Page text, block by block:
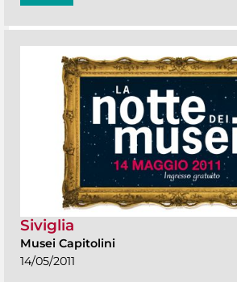
Siviglia
Musei Capitolini
14/05/2011